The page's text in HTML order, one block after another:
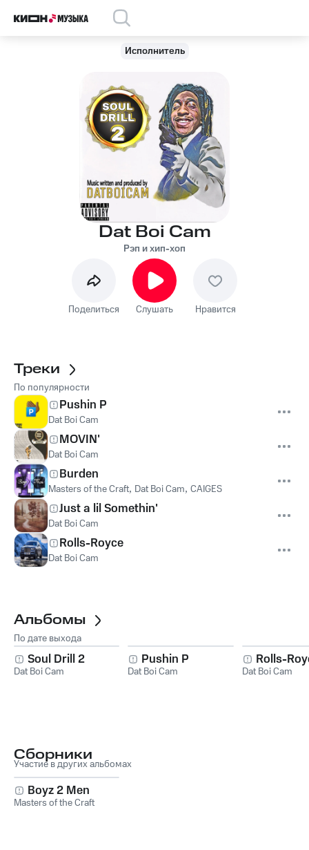
Исполнитель
Dat Boi Cam
Рэп и хип-хоп
Поделиться Слушать Нравится
Треки
По популярности
Pushin P
Dat Boi Cam
MOVIN'
Dat Boi Cam
Burden
Masters of the Craft, Dat Boi Cam, CAIGES
Just a lil Somethin'
Dat Boi Cam
Rolls-Royce
Dat Boi Cam
Альбомы
По дате выхода
Soul Drill 2
Dat Boi Cam
Pushin P
Dat Boi Cam
Rolls-
Dat Boi Cam
Сборники
Участие в других альбомах
Boyz 2 Men
Masters of the Craft